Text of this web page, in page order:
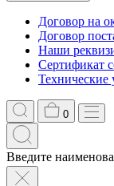
Договор на
Договор
Наши
Сертификат
Технические
0
Введите